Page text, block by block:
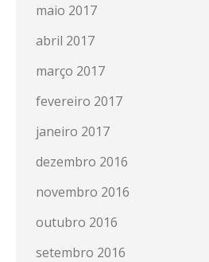
maio 2017
abril 2017
março 2017
fevereiro 2017
janeiro 2017
dezembro 2016
novembro 2016
outubro 2016
setembro 2016